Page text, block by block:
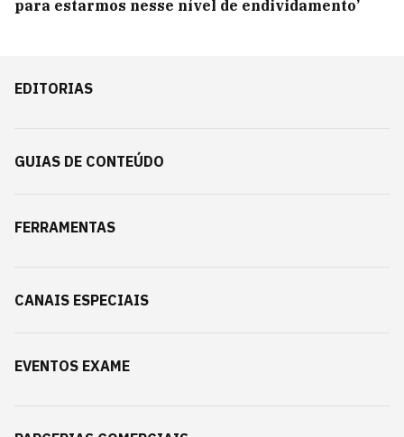
para estarmos nesse nível de endividamento’
EDITORIAS
GUIAS DE CONTEÚDO
FERRAMENTAS
CANAIS ESPECIAIS
EVENTOS EXAME